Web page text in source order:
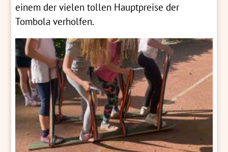
einem der vielen tollen Hauptpreise der
Tombola verholfen.